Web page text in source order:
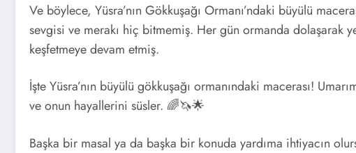
Ve böylece, Yüsra’nın Gökkuşağı Ormanı’ndaki büyülü
sevgisi ve merakı hiç bitmemiş. Her gün ormanda dolaşarak
keşfetmeye devam etmiş.
İşte Yüsra’nın büyülü gökkuşağı ormanındaki macerası!
ve onun hayallerini süsler. 🌈🦄🌟
Başka bir masal ya da başka bir konuda yardıma ihtiyacın